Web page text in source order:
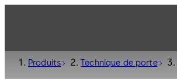
Produits Technique de porte